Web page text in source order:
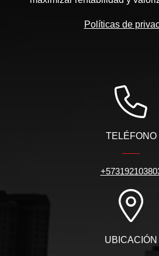
Políticas de
TELÉFONO
UBICACIÓN